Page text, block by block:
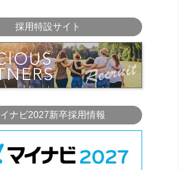
採用特設サイト
ナビ2027新卒採用情報